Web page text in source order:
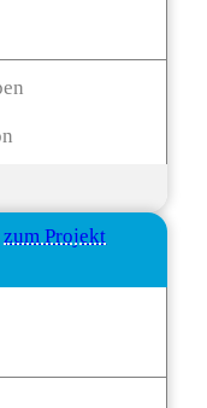
zum Projekt